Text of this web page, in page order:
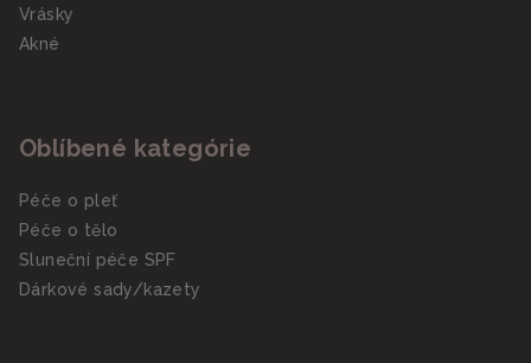
Vrásky
Akné
Oblíbené kategórie
Péče o pleť
Péče o tělo
Sluneční péče SPF
Dárkové sady/kazety